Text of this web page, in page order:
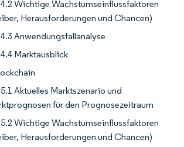
Wichtige Wachstumseinflussfaktoren
Herausforderungen und Chancen)
Anwendungsfallanalyse
Marktausblick
Aktuelles Marktszenario und
für den Prognosezeitraum
Wichtige Wachstumseinflussfaktoren
Herausforderungen und Chancen)